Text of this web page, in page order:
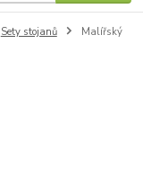
Sety stojanů
Malířský